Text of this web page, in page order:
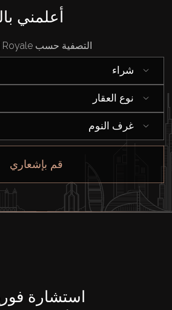
أعلمني
التصفية حسب Burj Royale:
شراء
نوع العقار
غرف النوم
قم بإشعاري
استشارة